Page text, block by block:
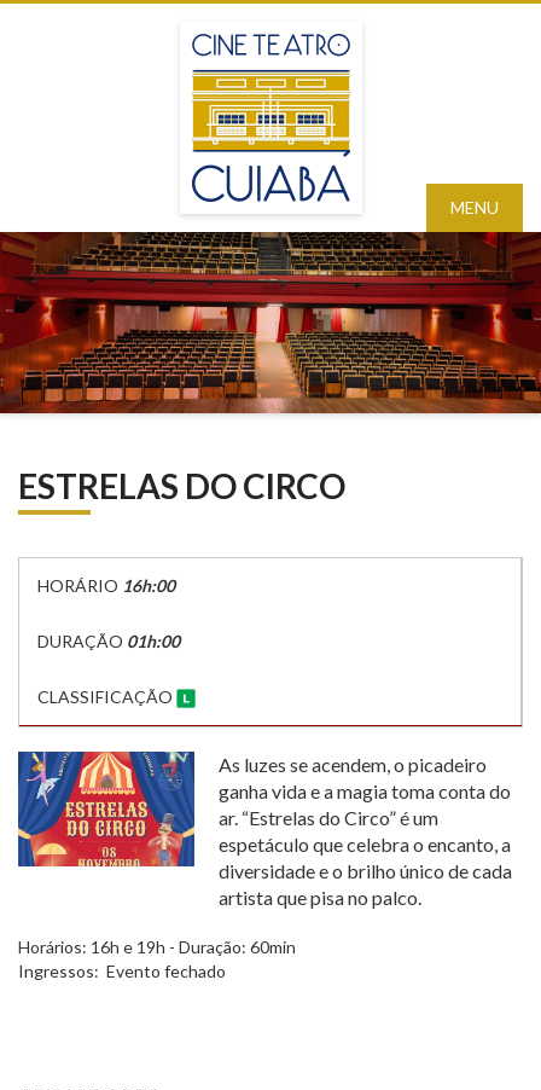
MENU
ESTRELAS DO CIRCO
HORÁRIO 16h:00
DURAÇÃO 01h:00
CLASSIFICAÇÃO
As luzes se acendem, o picadeiro
ganha vida e a magia toma conta do
ar. “Estrelas do Circo” é um
espetáculo que celebra o encanto, a
diversidade e o brilho único de cada
artista que pisa no palco.
Horários: 16h e 19h - Duração: 60min
Ingressos: Evento fechado